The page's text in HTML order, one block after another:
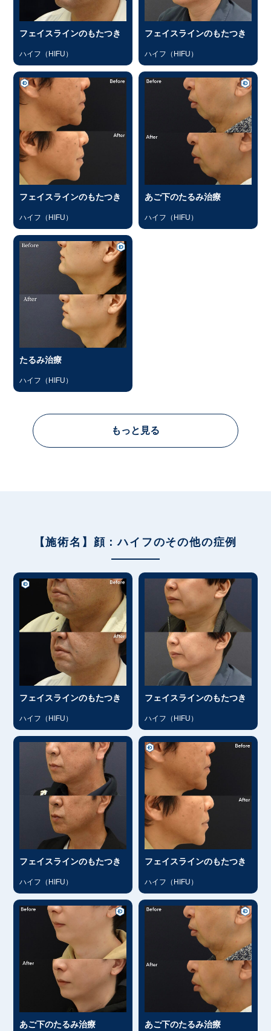
フェイスラインのもたつき
ハイフ（HIFU）
フェイスラインのもたつき
ハイフ（HIFU）
フェイスラインのもたつき
ハイフ（HIFU）
あご下のたるみ治療
ハイフ（HIFU）
たるみ治療
ハイフ（HIFU）
もっと見る
【施術名】顔：ハイフのその他の症例
フェイスラインのもたつき
ハイフ（HIFU）
フェイスラインのもたつき
ハイフ（HIFU）
フェイスラインのもたつき
ハイフ（HIFU）
フェイスラインのもたつき
ハイフ（HIFU）
あご下のたるみ治療 あご下のたるみ治療